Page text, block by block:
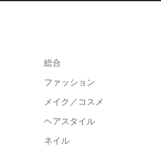
総合
ファッション
メイク／コスメ
ヘアスタイル
ネイル